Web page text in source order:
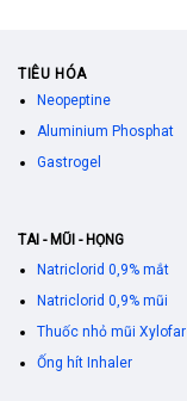
TIÊU HÓA
Neopeptine
Aluminium Phosphat
Gastrogel
TAI - MŨI - HỌNG
Natriclorid 0,9% mắt
Natriclorid 0,9% mũi
Thuốc nhỏ mũi Xylofar
Ống hít Inhaler